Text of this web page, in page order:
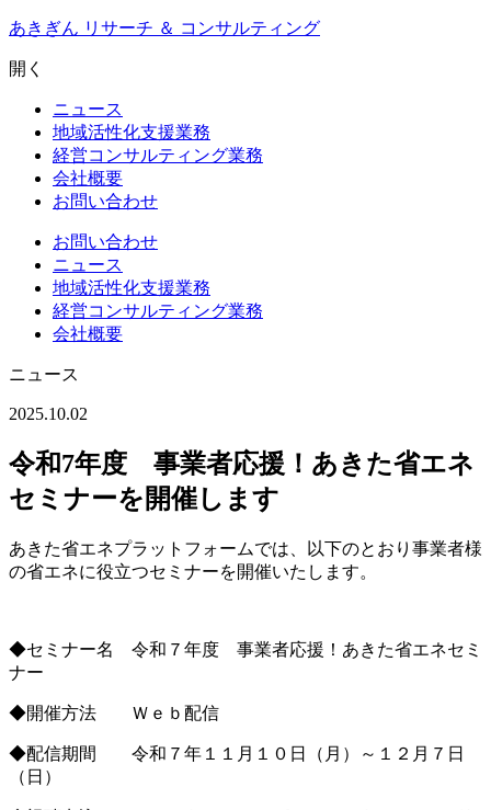
Skip
content
あきぎん リサーチ ＆ コンサルティング
開く
ニュース
地域活性化支援業務
経営コンサルティング業務
会社概要
お問い合わせ
お問い合わせ
ニュース
地域活性化支援業務
経営コンサルティング業務
会社概要
ニュース
2025.10.02
令和7年度 事業者応援！あきた省エネ
セミナーを開催します
あきた省エネプラットフォームでは、以下のとおり事業者様
の省エネに役立つセミナーを開催いたします。
◆セミナー名 令和７年度 事業者応援！あきた省エネセミ
ナー
◆開催方法 Ｗｅｂ配信
◆配信期間 令和７年１１月１０日（月）～１２月７日
（日）